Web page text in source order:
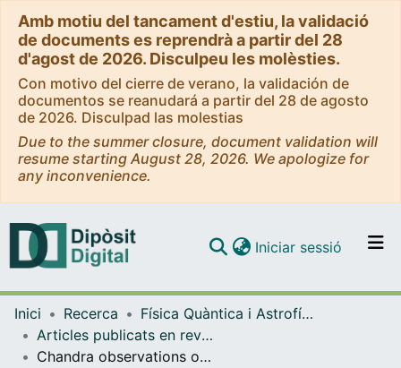
Amb motiu del tancament d'estiu, la validació
de documents es reprendrà a partir del 28
d'agost de 2026. Disculpeu les molèsties.
Con motivo del cierre de verano, la validación de
documentos se reanudará a partir del 28 de agosto
de 2026. Disculpad las molestias
Due to the summer closure, document validation will
resume starting August 28, 2026. We apologize for
any inconvenience.
Navega per tot el DD
Iniciar sessió (current)
Inici Recerca
Física Quàntica i Astrofísica
Articles publicats en revistes (Física Quàntica i Astrofísica)
Chandra observations of the gamma-ray binary LSI+61303: extended X-ray Structure?